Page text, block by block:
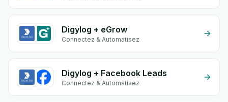
Digylog + eGrow
Connectez & Automatisez
Digylog + Facebook Leads
Connectez & Automatisez